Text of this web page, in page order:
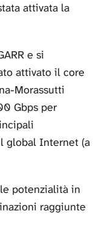
attivata la
e si
attivato il core
Morassutti
Gbps per
global Internet (a
potenzialità in
raggiunte